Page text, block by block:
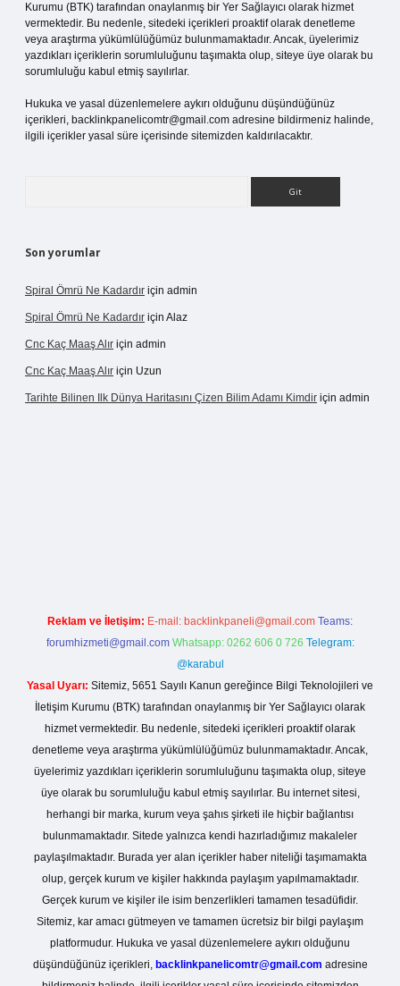
Kurumu (BTK) tarafından onaylanmış bir Yer Sağlayıcı olarak hizmet
vermektedir. Bu nedenle, sitedeki içerikleri proaktif olarak denetleme
veya araştırma yükümlülüğümüz bulunmamaktadır. Ancak, üyelerimiz
yazdıkları içeriklerin sorumluluğunu taşımakta olup, siteye üye olarak bu
sorumluluğu kabul etmiş sayılırlar.
Hukuka ve yasal düzenlemelere aykırı olduğunu düşündüğünüz
içerikleri, backlinkpanelicomtr@gmail.com adresine bildirmeniz halinde,
ilgili içerikler yasal süre içerisinde sitemizden kaldırılacaktır.
Son yorumlar
Spiral Ömrü Ne Kadardır için admin
Spiral Ömrü Ne Kadardır için Alaz
Cnc Kaç Maaş Alır için admin
Cnc Kaç Maaş Alır için Uzun
Tarihte Bilinen Ilk Dünya Haritasını Çizen Bilim Adamı Kimdir için admin
Reklam ve İletişim: E-mail: backlinkpaneli@gmail.com Teams:
forumhizmeti@gmail.com Whatsapp: 0262 606 0 726 Telegram:
@karabul
Yasal Uyarı: Sitemiz, 5651 Sayılı Kanun gereğince Bilgi Teknolojileri ve
İletişim Kurumu (BTK) tarafından onaylanmış bir Yer Sağlayıcı olarak
hizmet vermektedir. Bu nedenle, sitedeki içerikleri proaktif olarak
denetleme veya araştırma yükümlülüğümüz bulunmamaktadır. Ancak,
üyelerimiz yazdıkları içeriklerin sorumluluğunu taşımakta olup, siteye
üye olarak bu sorumluluğu kabul etmiş sayılırlar. Bu internet sitesi,
herhangi bir marka, kurum veya şahıs şirketi ile hiçbir bağlantısı
bulunmamaktadır. Sitede yalnızca kendi hazırladığımız makaleler
paylaşılmaktadır. Burada yer alan içerikler haber niteliği taşımamakta
olup, gerçek kurum ve kişiler hakkında paylaşım yapılmamaktadır.
Gerçek kurum ve kişiler ile isim benzerlikleri tamamen tesadüfidir.
Sitemiz, kar amacı gütmeyen ve tamamen ücretsiz bir bilgi paylaşım
platformudur. Hukuka ve yasal düzenlemelere aykırı olduğunu
düşündüğünüz içerikleri, backlinkpanelicomtr@gmail.com adresine